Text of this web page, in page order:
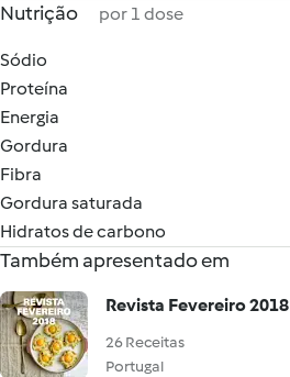
Nutrição por 1 dose
Sódio
Proteína
Energia
Gordura
Fibra
Gordura saturada
Hidratos de carbono
Também apresentado em
Revista Fevereiro 2018
26 Receitas
Portugal